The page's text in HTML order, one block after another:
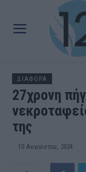
ΔΙΑΦΟΡΑ
27χρονη
της
10 Αυγούστου, 2024